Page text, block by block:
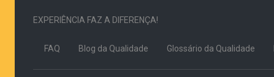
EXPERIÊNCIA FAZ A DIFERENÇA!
FAQ Blog da Qualidade Glossário da Qualidade